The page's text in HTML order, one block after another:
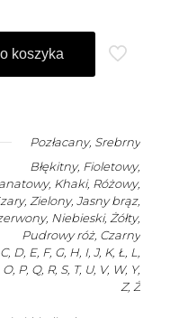
koszyka
Pozłacany, Srebrny
Błękitny, Fioletowy,
Khaki, Różowy,
Zielony, Jasny brąz,
Niebieski, Żółty,
Pudrowy róż, Czarny
D, E, F, G, H, I, J, K, Ł, L,
P, Q, R, S, T, U, V, W, Y,
Z, Ż